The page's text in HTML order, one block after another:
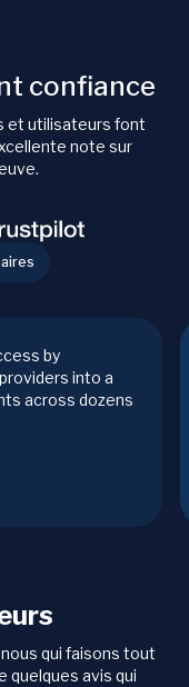
confiance
et utilisateurs font
note sur
by
into a
across dozens
nous qui faisons tout
quelques avis qui